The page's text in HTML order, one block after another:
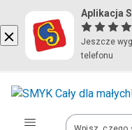
Aplikacja
Jeszcze
telefonu
Polska (Poland)